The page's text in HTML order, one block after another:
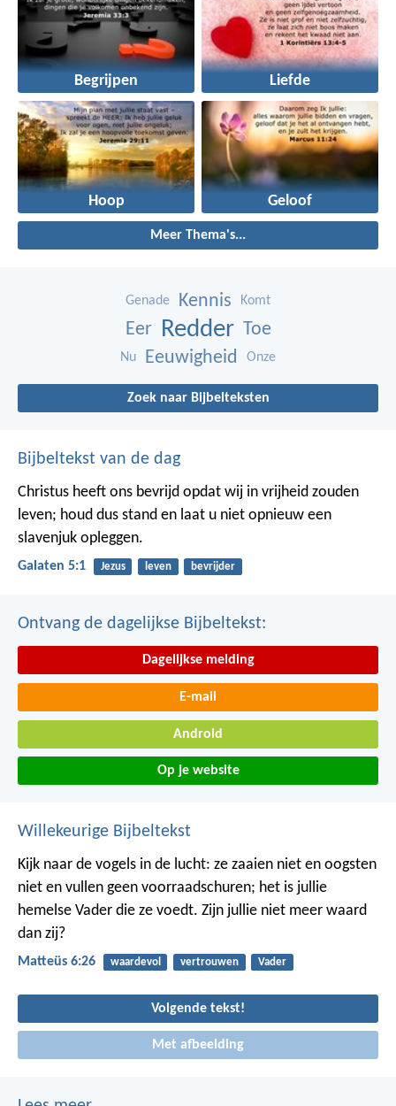
Begrijpen Liefde
Hoop Geloof
Meer Thema's...
Genade Kennis Komt
Eer Redder Toe
Nu Eeuwigheid Onze
Zoek naar Bijbelteksten
Bijbeltekst van de dag
Christus heeft ons bevrijd opdat wij in vrijheid zouden
leven; houd dus stand en laat u niet opnieuw een
slavenjuk opleggen.
Galaten 5:1 Jezus leven bevrijder
Ontvang de dagelijkse Bijbeltekst:
Dagelijkse melding
E-mail
Android
Op je website
Willekeurige Bijbeltekst
Kijk naar de vogels in de lucht: ze zaaien niet en oogsten
niet en vullen geen voorraadschuren; het is jullie
hemelse Vader die ze voedt. Zijn jullie niet meer waard
dan zij?
Matteüs 6:26 waardevol vertrouwen Vader
Volgende tekst!
Met afbeelding